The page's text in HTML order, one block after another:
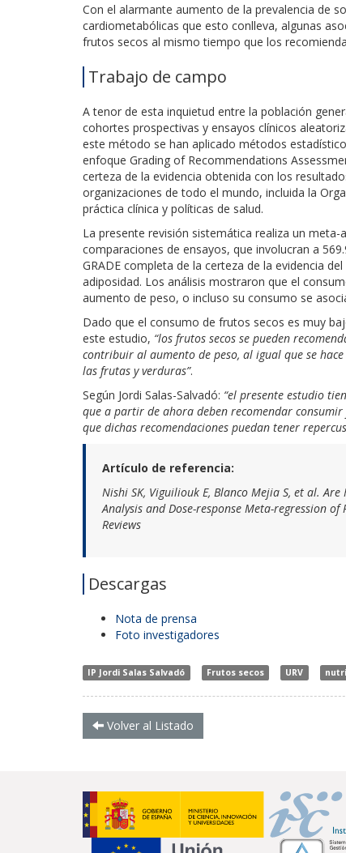
Con el alarmante aumento de la prevalencia de
cardiometabólicas que esto conlleva, algunas
frutos secos al mismo tiempo que los
Trabajo de campo
A tenor de esta inquietud entre la población
cohortes prospectivas y ensayos clínicos
este método se han aplicado métodos
enfoque Grading of Recommendations
certeza de la evidencia obtenida con los
organizaciones de todo el mundo, incluida la
práctica clínica y políticas de salud.
La presente revisión sistemática realiza un
comparaciones de ensayos, que involucran a
GRADE completa de la certeza de la evidencia
adiposidad. Los análisis mostraron que el
aumento de peso, o incluso su consumo se
Dado que el consumo de frutos secos es muy
este estudio, “los frutos secos se pueden
contribuir al aumento de peso, al igual que se
las frutas y verduras”.
Según Jordi Salas-Salvadó: “el presente estudio
que a partir de ahora deben recomendar
que dichas recomendaciones puedan tener
Artículo de referencia:
Nishi SK, Viguiliouk E, Blanco Mejia S, et al.
Analysis and Dose-response Meta-regression
Reviews
Descargas
Nota de prensa
Foto investigadores
IP Jordi Salas Salvadó Frutos secos URV
Volver al Listado